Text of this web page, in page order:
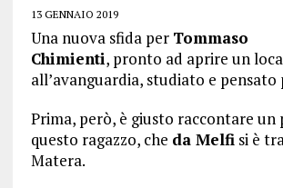
13 GENNAIO 2019
Una nuova sfida per Tommaso
Chimienti, pronto ad aprire un
all’avanguardia, studiato e pensato
Prima, però, è giusto raccontare un
questo ragazzo, che da Melfisi è
Matera.